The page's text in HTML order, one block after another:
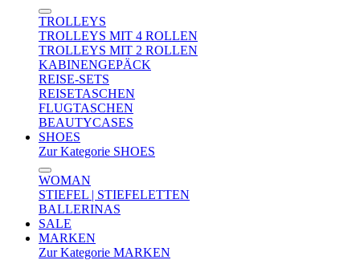
TROLLEYS
TROLLEYS MIT 4 ROLLEN
TROLLEYS MIT 2 ROLLEN
KABINENGEPÄCK
REISE-SETS
REISETASCHEN
FLUGTASCHEN
BEAUTYCASES
SHOES
Zur Kategorie SHOES
WOMAN
STIEFEL | STIEFELETTEN
BALLERINAS
SALE
MARKEN
Zur Kategorie MARKEN